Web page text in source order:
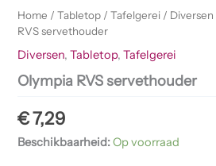
Home /Tabletop /Tafelgerei / Diversen
RVS servethouder
Diversen,Tabletop,Tafelgerei
Olympia RVS servethouder
€7,29
Beschikbaarheid:Op voorraad